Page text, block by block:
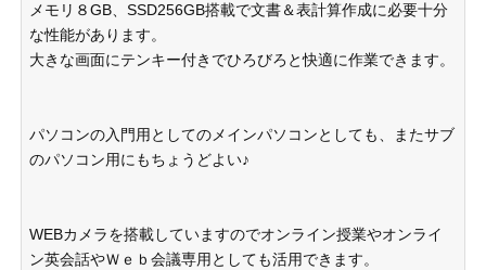
メモリ８GB、SSD256GB搭載で文書＆表計算作成に必要十分
な性能があります。
大きな画面にテンキー付きでひろびろと快適に作業できます。
パソコンの入門用としてのメインパソコンとしても、またサブ
のパソコン用にもちょうどよい♪
WEBカメラを搭載していますのでオンライン授業やオンライ
ン英会話やＷｅｂ会議専用としても活用できます。